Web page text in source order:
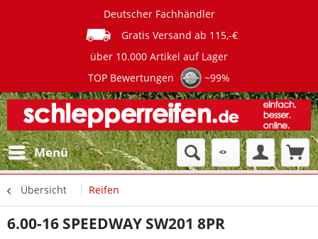
Deutscher Fachhändler
Gratis Versand ab 115,-€
über 10.000 Artikel auf Lager
TOP Bewertungen
~99%
Menü
Übersicht Reifen
6.00-16 SPEEDWAY SW201 8PR